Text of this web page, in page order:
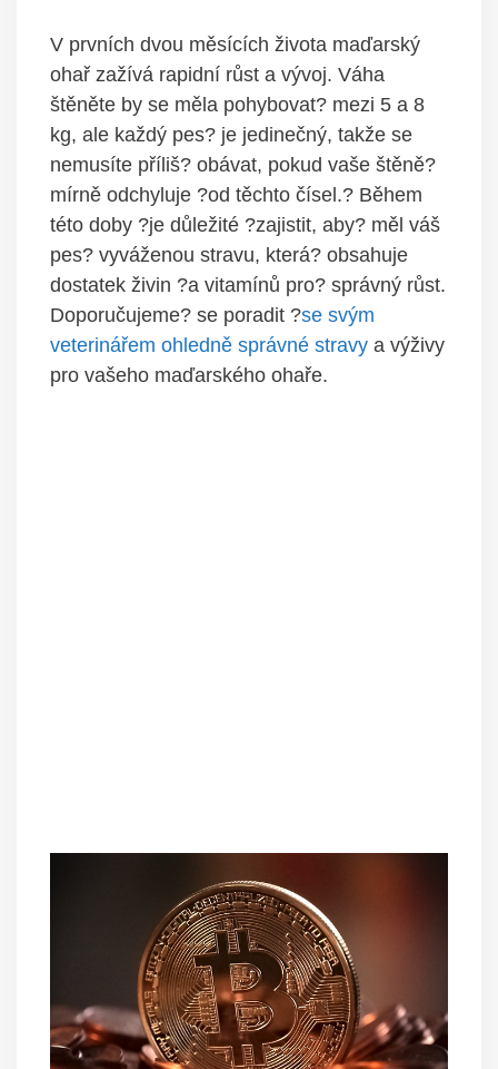
V prvních dvou měsících života maďarský
ohař zažívá rapidní růst a vývoj. Váha
štěněte by se měla pohybovat? mezi 5 a 8
kg, ale každý pes? je jedinečný, takže se
nemusíte příliš? obávat, pokud vaše štěně?
mírně odchyluje ?od těchto čísel.? Během
této doby ?je důležité ?zajistit, aby? měl váš
pes? vyváženou stravu, která? obsahuje
dostatek živin ?a vitamínů pro? správný růst.
Doporučujeme? se poradit ?se svým
veterinářem ohledně správné stravy a výživy
pro vašeho maďarského ohaře.